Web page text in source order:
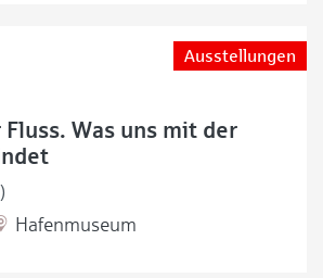
Ausstellungen
Was uns mit der
Hafenmuseum